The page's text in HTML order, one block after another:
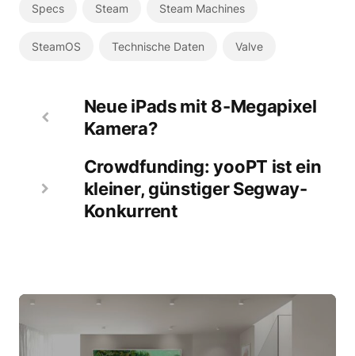
Specs Steam Steam Machines
SteamOS Technische Daten Valve
Neue iPads mit 8-Megapixel
Kamera?
Crowdfunding: yooPT ist ein
kleiner, günstiger Segway-
Konkurrent